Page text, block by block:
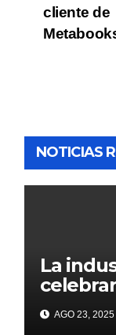
cliente de
NOTICIAS
La
CANIEM
AGO 23, 2025